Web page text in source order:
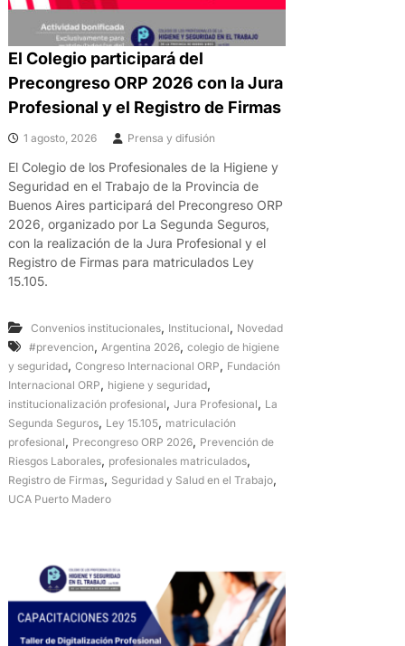
El Colegio participará del
Precongreso ORP 2026 con la Jura
Profesional y el Registro de Firmas
1 agosto, 2026 Prensa y difusión
El Colegio de los Profesionales de la Higiene y
Seguridad en el Trabajo de la Provincia de
Buenos Aires participará del Precongreso ORP
2026, organizado por La Segunda Seguros,
con la realización de la Jura Profesional y el
Registro de Firmas para matriculados Ley
15.105.
Convenios institucionales, Institucional , Novedad
#prevencion , Argentina 2026, colegio de higiene
y seguridad, Congreso Internacional ORP , Fundación
Internacional ORP , higiene y seguridad,
institucionalización profesional , Jura Profesional , La
Segunda Seguros, Ley 15.105, matriculación
profesional , Precongreso ORP 2026, Prevención de
Riesgos Laborales, profesionales matriculados,
Registro de Firmas, Seguridad y Salud en el Trabajo,
UCA Puerto Madero